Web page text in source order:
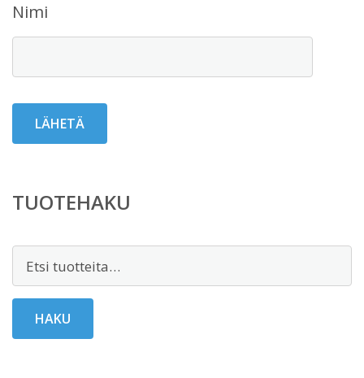
Nimi
TUOTEHAKU
HAKU